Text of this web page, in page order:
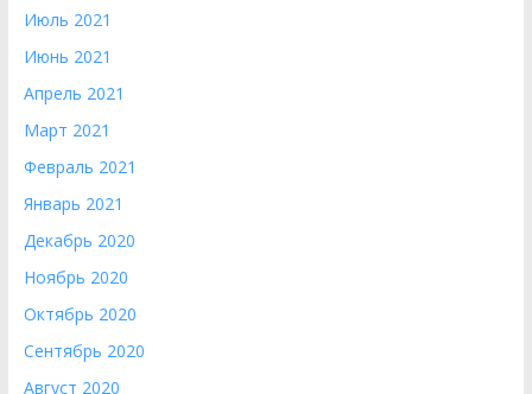
Июль 2021
Июнь 2021
Апрель 2021
Март 2021
Февраль 2021
Январь 2021
Декабрь 2020
Ноябрь 2020
Октябрь 2020
Сентябрь 2020
Август 2020